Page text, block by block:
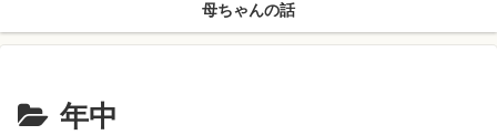
母ちゃんの話
年中